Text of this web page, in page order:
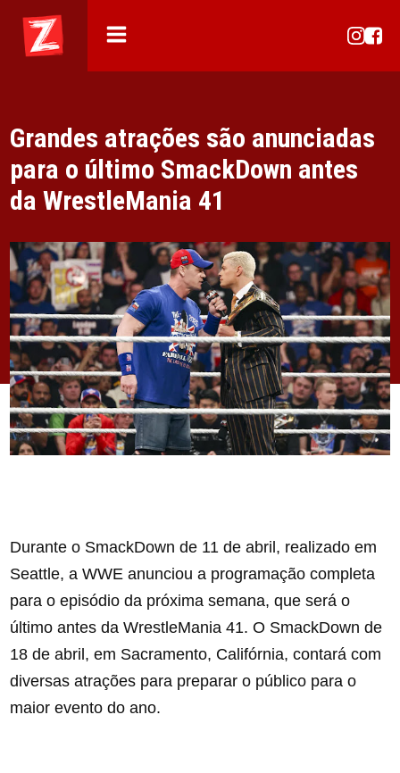
Grandes atrações são anunciadas
para o último SmackDown antes
da WrestleMania 41
Durante o SmackDown de 11 de abril, realizado em
Seattle, a WWE anunciou a programação completa
para o episódio da próxima semana, que será o
último antes da WrestleMania 41. O SmackDown de
18 de abril, em Sacramento, Califórnia, contará com
diversas atrações para preparar o público para o
maior evento do ano.